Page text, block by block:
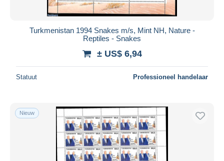
Turkmenistan 1994 Snakes m/s, Mint NH, Nature -
Reptiles - Snakes
± US$ 6,94
Statuut Professioneel handelaar
Nieuw